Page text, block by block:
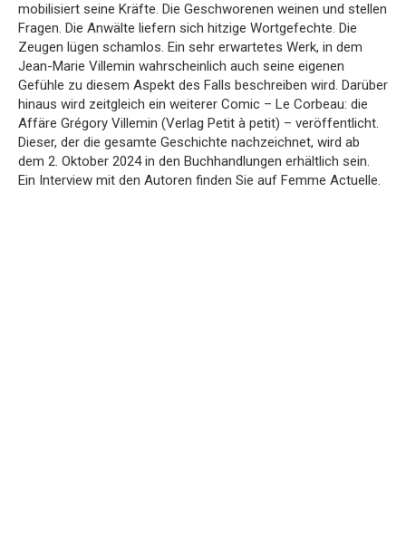
mobilisiert seine Kräfte. Die Geschworenen weinen und stellen
Fragen. Die Anwälte liefern sich hitzige Wortgefechte. Die
Zeugen lügen schamlos. Ein sehr erwartetes Werk, in dem
Jean-Marie Villemin wahrscheinlich auch seine eigenen
Gefühle zu diesem Aspekt des Falls beschreiben wird. Darüber
hinaus wird zeitgleich ein weiterer Comic – Le Corbeau: die
Affäre Grégory Villemin (Verlag Petit à petit) – veröffentlicht.
Dieser, der die gesamte Geschichte nachzeichnet, wird ab
dem 2. Oktober 2024 in den Buchhandlungen erhältlich sein.
Ein Interview mit den Autoren finden Sie auf Femme Actuelle.